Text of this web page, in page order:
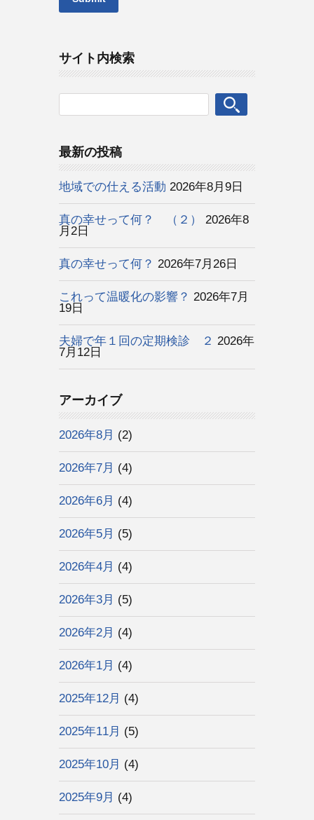
サイト内検索
最新の投稿
地域での仕える活動 2026年8月9日
真の幸せって何？ （２）
2026年8
月2日
真の幸せって何？ 2026年7月26日
これって温暖化の影響？ 2026年7月
19日
夫婦で年１回の定期検診 ２ 2026年
7月12日
アーカイブ
2026年8月 (2)
2026年7月 (4)
2026年6月 (4)
2026年5月 (5)
2026年4月 (4)
2026年3月 (5)
2026年2月 (4)
2026年1月 (4)
2025年12月 (4)
2025年11月 (5)
2025年10月 (4)
2025年9月 (4)